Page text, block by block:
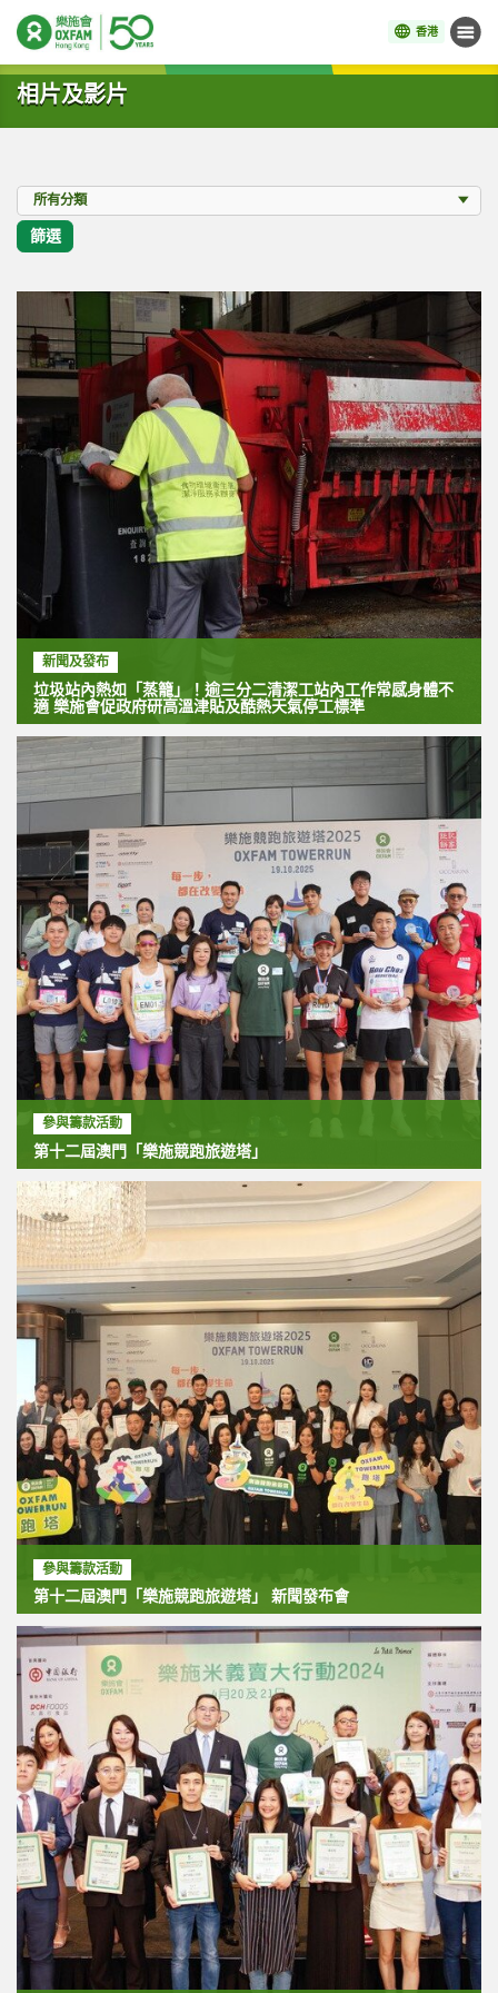
香港 目錄
開始主要內容
相片及影片
分類
所有分類
篩選
新聞及發布
垃圾站內熱如「蒸籠」！逾三分二清潔工站內工作常感身體不
適 樂施會促政府研高溫津貼及酷熱天氣停工標準
參與籌款活動
第十二屆澳門「樂施競跑旅遊塔」
參與籌款活動
第十二屆澳門「樂施競跑旅遊塔」 新聞發布會